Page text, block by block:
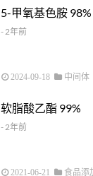
5-甲氧基色胺 98%
- 2年前
2024-09-18 中间体
软脂酸乙酯 99%
- 2年前
2021-06-21 食品添